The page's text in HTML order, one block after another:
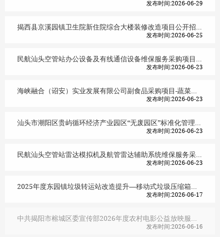
发布时间:2026-06-29
揭西县京溪园镇卫生院新住院综合大楼装修改造项目公开招标公告
发布时间:2026-06-25
民航汕头空管站办公设备及有线通信设备维保服务采购项目比选公告
发布时间:2026-06-23
海峡融合（诏安）实业发展有限公司副食品采购项目-蔬菜、水果、豆制品类，猪肉、牛羊肉、禽肉、禽蛋类，水产类，干货调料、饮料、冻品类，全品类（采购包4重招）公开招标
发布时间:2026-06-23
汕头市潮阳区贵屿循环经济产业园区“无废园区”标准化管理体系建设项目招标公告
发布时间:2026-06-23
民航汕头空管站雷达模拟机及航管雷达辅助系统维保服务采购项目比选公告
发布时间:2026-06-23
2025年度东园镇垃圾转运站改造提升—移动式垃圾压缩箱采购项目公开招标公告
发布时间:2026-06-17
中共揭阳市榕城区委宣传部2026年度农村电影公益放映服务和影片版权购置发行项目竞争性磋商公告
发布时间:2026-06-16